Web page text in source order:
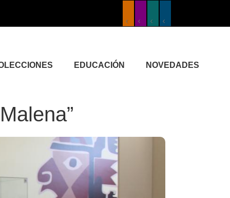
EDUCACIÓN NOVEDADES